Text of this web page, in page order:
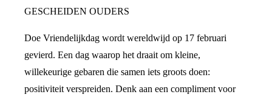
GESCHEIDEN OUDERS
Doe Vriendelijkdag wordt wereldwijd op 17 februari
gevierd. Een dag waarop het draait om kleine,
willekeurige gebaren die samen iets groots doen:
positiviteit verspreiden. Denk aan een compliment voor